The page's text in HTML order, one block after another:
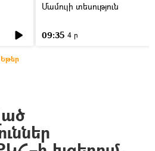
Մամուլի տեսություն
09:35 4 ր
Եթեր